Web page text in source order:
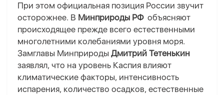
При этом официальная позиция России звучит
осторожнее. В Минприроды РФ объясняют
происходящее прежде всего естественными
многолетними колебаниями уровня моря.
Замглавы Минприроды Дмитрий Тетенькин
заявлял, что на уровень Каспия влияют
климатические факторы, интенсивность
испарения, количество осадков, естественные